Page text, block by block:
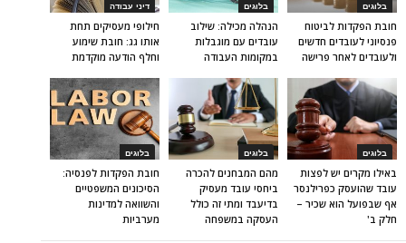
דיני עבודה
חילופי מעסיקים תחת
אותו גג: חובת שימוע
וחלף הודעה מוקדמת
בלוגים
הנהלה מכילה: שילוב
עובדים עם מוגבלות
במקומות העבודה
בלוגים
חובת הפקדות לביטוח
פנסיוני לעובדים חדשים
ולעובדים לאחר פרישה
בלוגים
חובת הפקדות לפנסיה:
הסיכונים המשפטיים
והשוואה למדינות
מערביות
בלוגים
מהם המבחנים להכרה
ביחסי עובד מעסיק
בדיעבד ומתי זה כולל
העסקה במשפחה
בלוגים
באילו מקרים יש לפצות
עובד שהועסק כפרילנסר
אף שבפועל הוא שכיר –
חלק ב'